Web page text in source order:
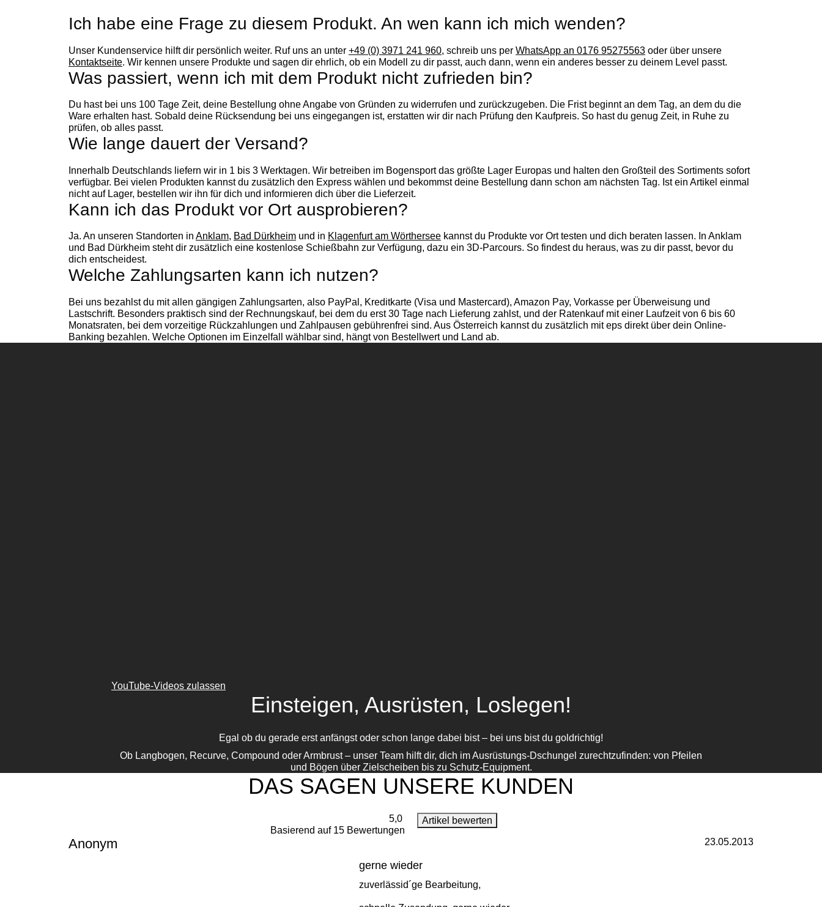
Ich habe eine Frage zu diesem Produkt. An wen kann ich mich wenden?
Unser Kundenservice hilft dir persönlich weiter. Ruf uns an unter +49 (0) 3971 241 960, schreib uns per WhatsApp an 0176 95275563 oder über unsere
Kontaktseite. Wir kennen unsere Produkte und sagen dir ehrlich, ob ein Modell zu dir passt, auch dann, wenn ein anderes besser zu deinem Level passt.
Was passiert, wenn ich mit dem Produkt nicht zufrieden bin?
Du hast bei uns 100 Tage Zeit, deine Bestellung ohne Angabe von Gründen zu widerrufen und zurückzugeben. Die Frist beginnt an dem Tag, an dem du die
Ware erhalten hast. Sobald deine Rücksendung bei uns eingegangen ist, erstatten wir dir nach Prüfung den Kaufpreis. So hast du genug Zeit, in Ruhe zu
prüfen, ob alles passt.
Wie lange dauert der Versand?
Innerhalb Deutschlands liefern wir in 1 bis 3 Werktagen. Wir betreiben im Bogensport das größte Lager Europas und halten den Großteil des Sortiments sofort
verfügbar. Bei vielen Produkten kannst du zusätzlich den Express wählen und bekommst deine Bestellung dann schon am nächsten Tag. Ist ein Artikel einmal
nicht auf Lager, bestellen wir ihn für dich und informieren dich über die Lieferzeit.
Kann ich das Produkt vor Ort ausprobieren?
Ja. An unseren Standorten in Anklam, Bad Dürkheim und in Klagenfurt am Wörthersee kannst du Produkte vor Ort testen und dich beraten lassen. In Anklam
und Bad Dürkheim steht dir zusätzlich eine kostenlose Schießbahn zur Verfügung, dazu ein 3D-Parcours. So findest du heraus, was zu dir passt, bevor du
dich entscheidest.
Welche Zahlungsarten kann ich nutzen?
Bei uns bezahlst du mit allen gängigen Zahlungsarten, also PayPal, Kreditkarte (Visa und Mastercard), Amazon Pay, Vorkasse per Überweisung und
Lastschrift. Besonders praktisch sind der Rechnungskauf, bei dem du erst 30 Tage nach Lieferung zahlst, und der Ratenkauf mit einer Laufzeit von 6 bis 60
Monatsraten, bei dem vorzeitige Rückzahlungen und Zahlpausen gebührenfrei sind. Aus Österreich kannst du zusätzlich mit eps direkt über dein Online-
Banking bezahlen. Welche Optionen im Einzelfall wählbar sind, hängt von Bestellwert und Land ab.
YouTube-Videos zulassen
Einsteigen, Ausrüsten, Loslegen!
Egal ob du gerade erst anfängst oder schon lange dabei bist – bei uns bist du goldrichtig!
Ob Langbogen, Recurve, Compound oder Armbrust – unser Team hilft dir, dich im Ausrüstungs-Dschungel zurechtzufinden: von Pfeilen
und Bögen über Zielscheiben bis zu Schutz-Equipment.
DAS SAGEN UNSERE KUNDEN
5,0
Basierend auf 15 Bewertungen
Artikel bewerten
23.05.2013
gerne wieder
zuverlässid´ge Bearbeitung,
Anonym